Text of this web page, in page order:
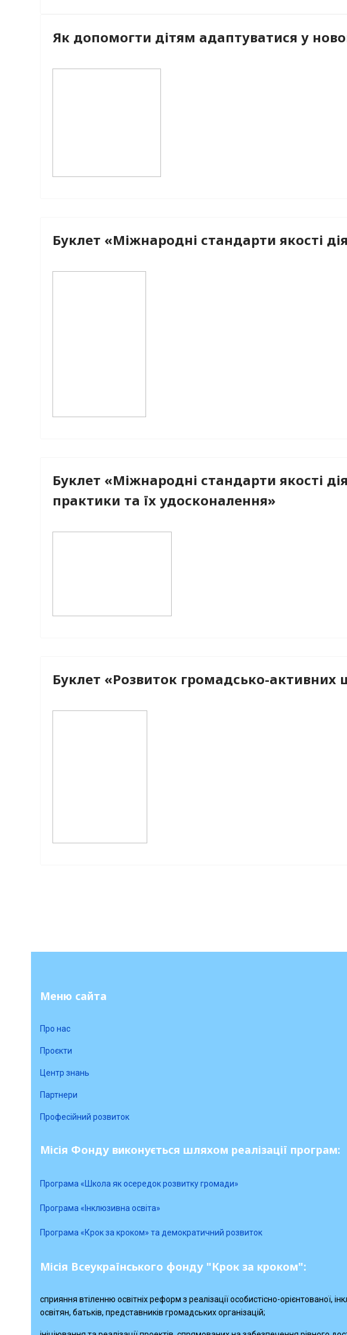
Як допомогти дітям адаптуватися у
Буклет «Міжнародні стандарти якості
Буклет «Міжнародні стандарти якості
практики та їх удосконалення»
Буклет «Розвиток громадсько-активних
Меню сайта
Про нас
Проєкти
Центр знань
Партнери
Професійний розвиток
Місія Фонду виконується шляхом реалізації програм:
Програма «Школа як осередок розвитку громади»
Програма «Інклюзивна освіта»
Програма «Крок за кроком» та демократичний розвиток
Місія Всеукраїнського фонду "Крок за кроком":
сприяння втіленню освітніх реформ з реалізації особистісно-орієнтованої,
освітян, батьків, представників громадських організацій;